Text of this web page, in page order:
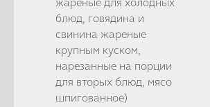
блюд, говядина и
свинина жареные
крупным куском,
нарезанные на порции
для вторых блюд, мясо
шпигованное)